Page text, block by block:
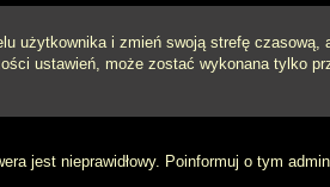
użytkownika i zmień swoją strefę czasową,
ustawień, może zostać wykonana tylko
jest nieprawidłowy. Poinformuj o tym